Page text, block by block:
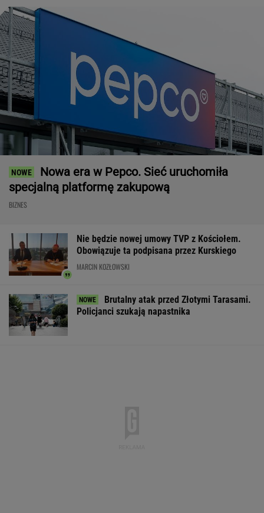
Nowa era w Pepco. Sieć uruchomiła
specjalną platformę zakupową
BIZNES
Nie będzie nowej umowy TVP z Kościołem.
Obowiązuje ta podpisana przez Kurskiego
MARCIN KOZŁOWSKI
Brutalny atak przed Złotymi Tarasami.
Policjanci szukają napastnika